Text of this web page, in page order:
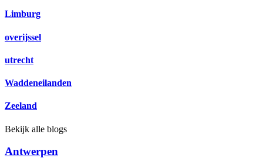
Limburg
overijssel
utrecht
Waddeneilanden
Zeeland
Bekijk alle blogs
Antwerpen